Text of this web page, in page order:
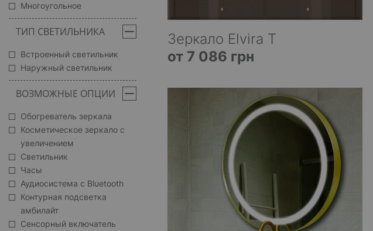
Многоугольное
ТИП СВЕТИЛЬНИКА
Встроенный светильник
Наружный светильник
ВОЗМОЖНЫЕ ОПЦИИ
Обогреватель зеркала
Косметическое зеркало с
увеличением
Светильник
Часы
Аудиосистема с Bluetooth
Контурная подсветка
амбилайт
Сенсорный включатель
Зеркало Elvira T
от 7 086 грн